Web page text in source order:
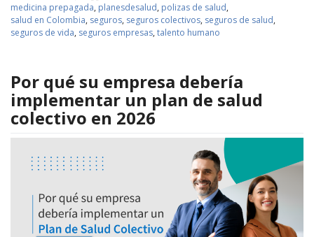
medicina prepagada, planesdesalud, polizas de salud,
salud en Colombia, seguros, seguros colectivos, seguros de salud,
seguros de vida, seguros empresas, talento humano
Por qué su empresa debería
implementar un plan de salud
colectivo en 2026